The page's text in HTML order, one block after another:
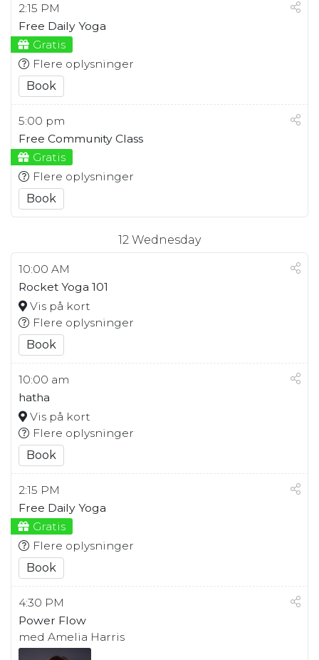
2:15 PM
Free Daily Yoga
Gratis
Flere oplysninger
Book
5:00 pm
Free Community Class
Gratis
Flere oplysninger
Book
12 Wednesday
10:00 AM
Rocket Yoga 101
Vis på kort
Flere oplysninger
Book
10:00 am
hatha
Vis på kort
Flere oplysninger
Book
2:15 PM
Free Daily Yoga
Gratis
Flere oplysninger
Book
4:30 PM
Power Flow
med Amelia Harris